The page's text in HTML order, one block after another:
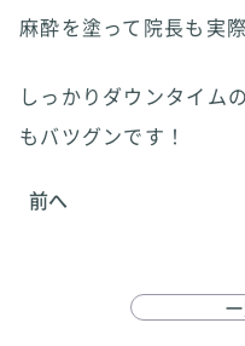
麻酔を塗って院長も実
しっかりダウンタイム
もバツグンです！
前へ